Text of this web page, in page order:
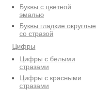
Буквы с цветной
эмалью
Буквы гладкие округлые
со стразой
Цифры
Цифры с белыми
стразами
Цифры с красными
стразами